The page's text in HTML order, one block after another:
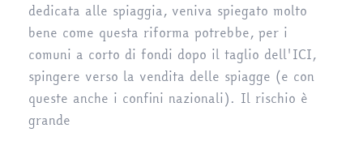
dedicata alle spiaggia, veniva spiegato molto
bene come questa riforma potrebbe, per i
comuni a corto di fondi dopo il taglio dell'ICI,
spingere verso la vendita delle spiagge (e con
queste anche i confini nazionali). Il rischio è
grande